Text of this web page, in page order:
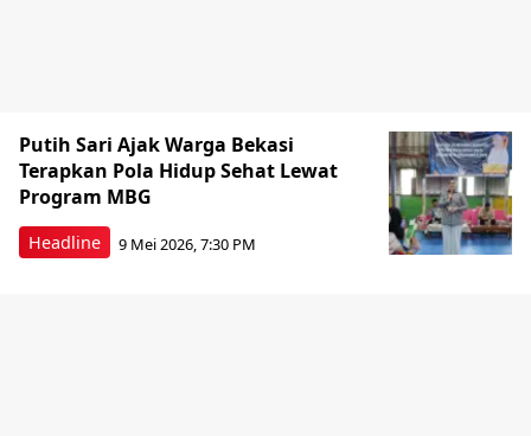
Headline
Putih Sari Ajak Warga Bekasi
Terapkan Pola Hidup Sehat Lewat
Program MBG
9 Mei 2026, 7:30 PM